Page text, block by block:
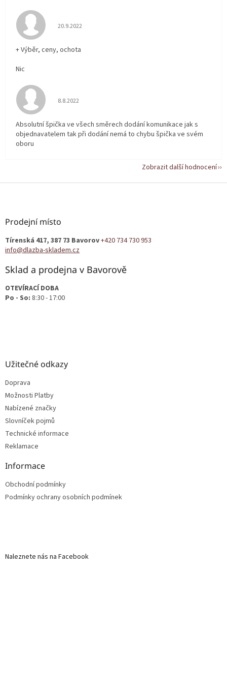
Hodnocení obchodu je 5 z 5 hvězdiček.
20.9.2022
+ Výběr, ceny, ochota
Nic
Hodnocení obchodu je 5 z 5 hvězdiček.
8.8.2022
Absolutní špička ve všech směrech dodání komunikace jak s
objednavatelem tak při dodání nemá to chybu špička ve svém
oboru
Zobrazit další hodnocení
Z
Prodejní místo
Tírenská 417, 387 73 Bavorov+420 734 730 953
info@dlazba-skladem.cz
Sklad a prodejna v Bavorově
OTEVÍRACÍ DOBA
Po - So: 8:30 - 17:00
Užitečné odkazy
Doprava
Možnosti Platby
Nabízené značky
Slovníček pojmů
Technické informace
Reklamace
Informace
Obchodní podmínky
Podmínky ochrany osobních podmínek
Naleznete nás na Facebook